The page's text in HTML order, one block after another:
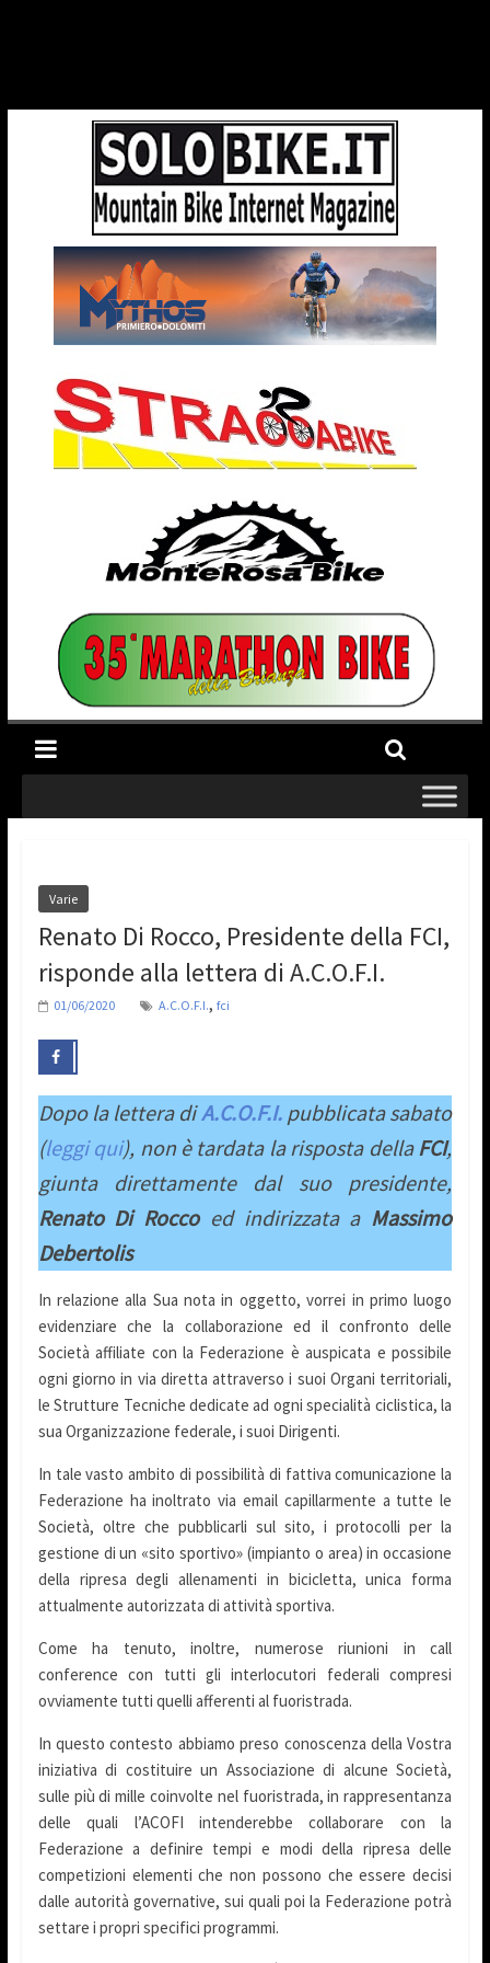
Varie
Renato Di Rocco, Presidente della FCI,
risponde alla lettera di A.C.O.F.I.
01/06/2020 A.C.O.F.I., fci
Dopo la lettera diA.C.O.F.I.pubblicata sabato
(leggi qui), non è tardata la risposta dellaFCI,
giunta direttamente dal suo presidente,
Renato Di Roccoed indirizzata a Massimo
Debertolis
In relazione alla Sua nota in oggetto, vorrei in primo luogo
evidenziare che la collaborazione ed il confronto delle
Società affiliate con la Federazione è auspicata e possibile
ogni giorno in via diretta attraverso i suoi Organi territoriali,
le Strutture Tecniche dedicate ad ogni specialità ciclistica, la
sua Organizzazione federale, i suoi Dirigenti.
In tale vasto ambito di possibilità di fattiva comunicazione la
Federazione ha inoltrato via email capillarmente a tutte le
Società, oltre che pubblicarli sul sito, i protocolli per la
gestione di un «sito sportivo» (impianto o area) in occasione
della ripresa degli allenamenti in bicicletta, unica forma
attualmente autorizzata di attività sportiva.
Come ha tenuto, inoltre, numerose riunioni in call
conference con tutti gli interlocutori federali compresi
ovviamente tutti quelli afferenti al fuoristrada.
In questo contesto abbiamo preso conoscenza della Vostra
iniziativa di costituire un Associazione di alcune Società,
sulle più di mille coinvolte nel fuoristrada, in rappresentanza
delle quali l’ACOFI intenderebbe collaborare con la
Federazione a definire tempi e modi della ripresa delle
competizioni elementi che non possono che essere decisi
dalle autorità governative, sui quali poi la Federazione potrà
settare i propri specifici programmi.